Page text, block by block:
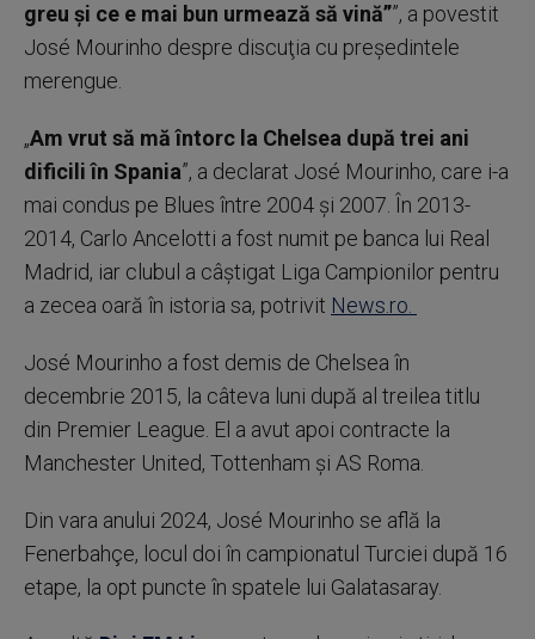
greu şi ce e mai bun urmează să vină””, a povestit
José Mourinho despre discuţia cu preşedintele
merengue.
„Am vrut să mă întorc la Chelsea după trei ani
dificili în Spania”, a declarat José Mourinho, care i-a
mai condus pe Blues între 2004 şi 2007. În 2013-
2014, Carlo Ancelotti a fost numit pe banca lui Real
Madrid, iar clubul a câştigat Liga Campionilor pentru
a zecea oară în istoria sa, potrivit News.ro.
José Mourinho a fost demis de Chelsea în
decembrie 2015, la câteva luni după al treilea titlu
din Premier League. El a avut apoi contracte la
Manchester United, Tottenham şi AS Roma.
Din vara anului 2024, José Mourinho se află la
Fenerbahçe, locul doi în campionatul Turciei după 16
etape, la opt puncte în spatele lui Galatasaray.